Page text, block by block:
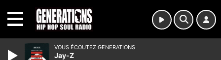
VOUS ÉCOUTEZ GENERATIONS
Jay-Z